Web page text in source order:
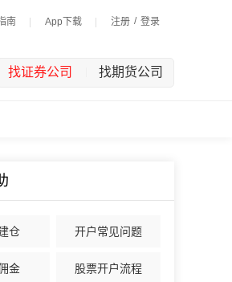
南 App下载 注册 / 登录
找证券公司 找期货公司
仓 开户常见问题
金 股票开户流程